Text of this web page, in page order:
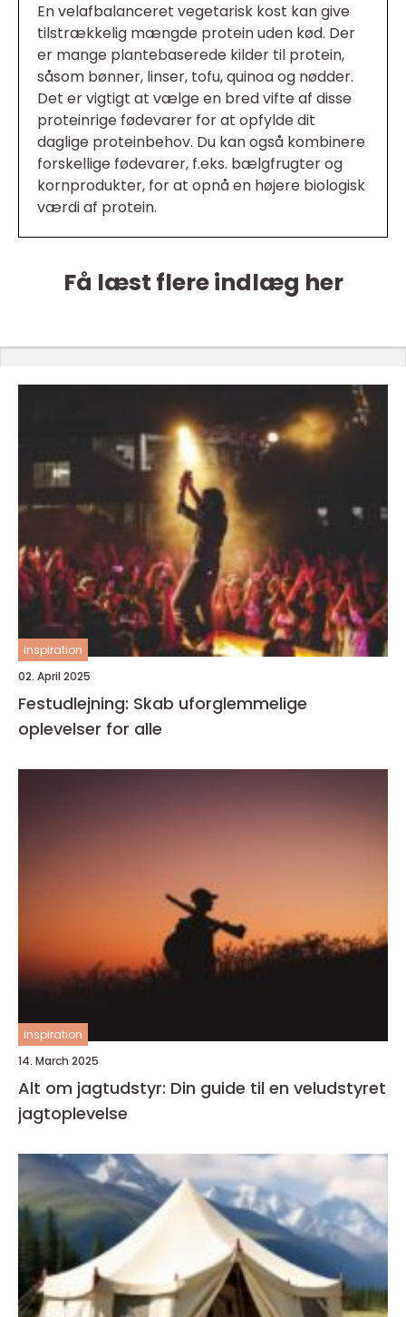
En velafbalanceret vegetarisk kost kan give
tilstrækkelig mængde protein uden kød. Der
er mange plantebaserede kilder til protein,
såsom bønner, linser, tofu, quinoa og nødder.
Det er vigtigt at vælge en bred vifte af disse
proteinrige fødevarer for at opfylde dit
daglige proteinbehov. Du kan også kombinere
forskellige fødevarer, f.eks. bælgfrugter og
kornprodukter, for at opnå en højere biologisk
værdi af protein.
Få læst flere indlæg her
inspiration
02. April 2025
Festudlejning: Skab uforglemmelige
oplevelser for alle
inspiration
14. March 2025
Alt om jagtudstyr: Din guide til en veludstyret
jagtoplevelse